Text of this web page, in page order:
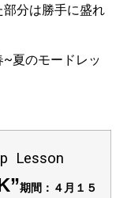
分は勝手に盛れ
夏のモードレッ
Lesson
期間：４月１５